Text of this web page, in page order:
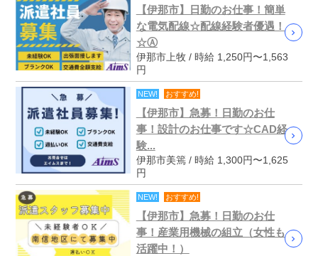
【伊那市】日勤のお仕事！簡単
な電気配線☆配線経験者優遇！
☆Ⓐ
伊那市上牧 / 時給 1,250円〜1,563
円
NEW! おすすめ!
【伊那市】急募！日勤のお仕
事！設計のお仕事です☆CAD経
験...
伊那市美篶 / 時給 1,300円〜1,625
円
NEW! おすすめ!
【伊那市】急募！日勤のお仕
事！産業用機械の組立（女性も
活躍中！）